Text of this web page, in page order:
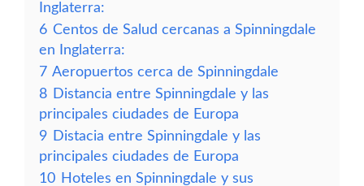
Inglaterra:
6 Centos de Salud cercanas a Spinningdale
en Inglaterra:
7 Aeropuertos cerca de Spinningdale
8 Distancia entre Spinningdale y las
principales ciudades de Europa
9 Distacia entre Spinningdale y las
principales ciudades de Europa
10 Hoteles en Spinningdale y sus